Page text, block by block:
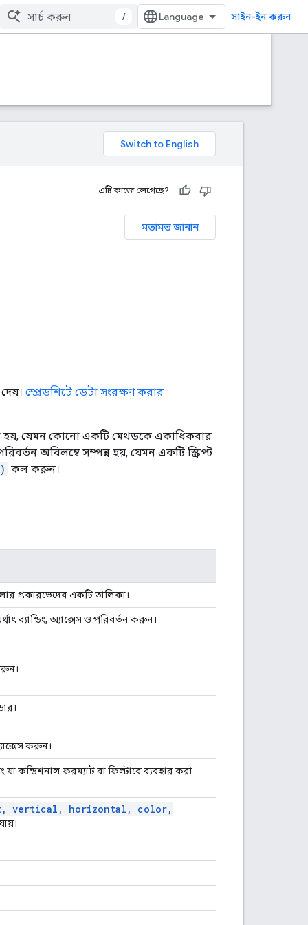
/ সাইন-ইন করুন
এটি কাজে লেগেছে?
মতামত জানান
স্প্রেডশিটে ডেটা সংরক্ষণ করার
যেমন কোনো একটি মেথডকে একাধিকবার
অবিলম্বে সম্পন্ন হয়, যেমন একটি স্ক্রিপ্ট
কল করুন।
প্রকারভেদের একটি তালিকা।
ব্যান্ডিং, অ্যাক্সেস ও পরিবর্তন করুন।
করুন।
কন্ডিশনাল ফরম্যাট বা ফিল্টারে ব্যবহার করা
, vertical , horizontal , color,